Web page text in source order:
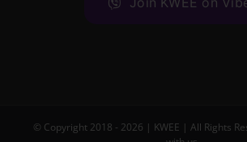
© Copyright 2018 - 2026 | KWEE | All Rights